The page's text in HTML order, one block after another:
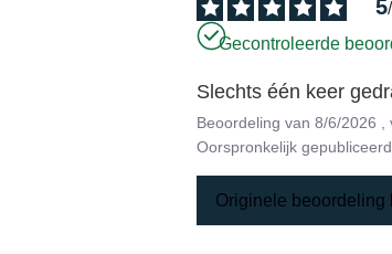
5/
Gecontroleerde
Slechts één keer
Beoordeling van8/6/2026
Oorspronkelijk
Originele beoordeling